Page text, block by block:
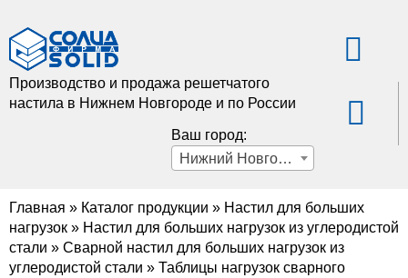
Производство и продажа решетчатого
настила в Нижнем Новгороде и по России
Ваш город:
Нижний Новгород
Главная » Каталог продукции » Настил для больших
нагрузок » Настил для больших нагрузок из углеродистой
стали » Сварной настил для больших нагрузок из
углеродистой стали » Таблицы нагрузок сварного